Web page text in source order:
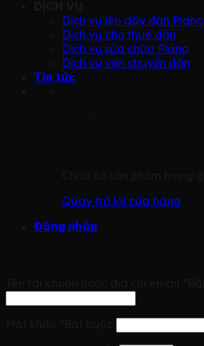
Dịch vụ lên dây đàn Piano
Dịch vụ cho thuê đàn
Dịch vụ sửa chữa Piano
Dịch vụ vận chuyển đàn
Tin tức
Quay trở lại cửa hàng
Đăng nhập